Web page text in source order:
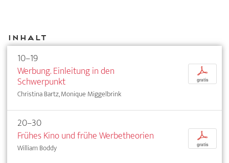
Inhalt
10–19
Werbung. Einleitung in den
Schwerpunkt
Christina Bartz, Monique Miggelbrink
p
gratis
20–30
Frühes Kino und frühe Werbetheorien
William Boddy
p
gratis